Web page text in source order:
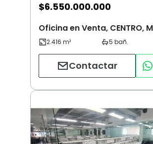
$6.550.000.000
Oficina en Venta, CENTRO,
Contactar